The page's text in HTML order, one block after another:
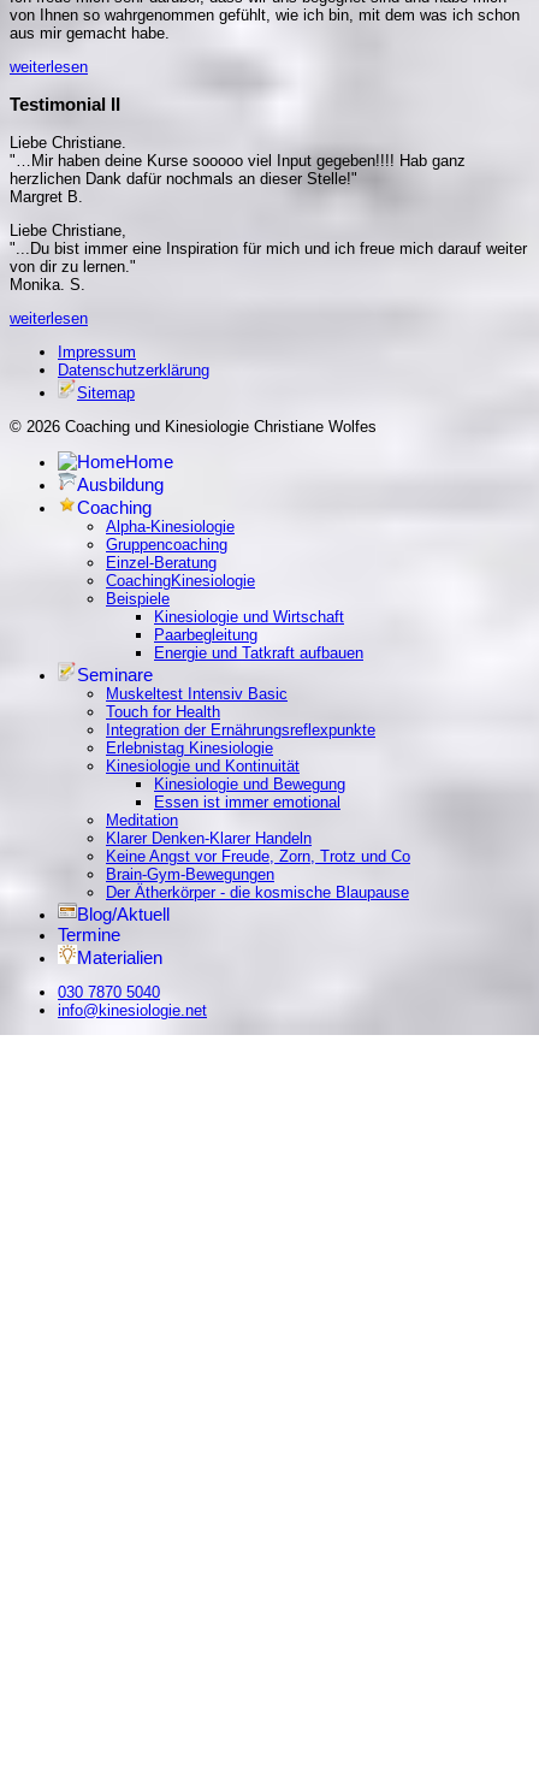
von Ihnen so wahrgenommen gefühlt, wie ich bin, mit dem was ich schon
aus mir gemacht habe.
weiterlesen
Testimonial II
Liebe Christiane.
"…Mir haben deine Kurse sooooo viel Input gegeben!!!! Hab ganz
herzlichen Dank dafür nochmals an dieser Stelle!"
Margret B.
Liebe Christiane,
"...Du bist immer eine Inspiration für mich und ich freue mich darauf weiter
von dir zu lernen."
Monika. S.
weiterlesen
Impressum
Datenschutzerklärung
Sitemap
© 2026 Coaching und Kinesiologie Christiane Wolfes
Home
Ausbildung
Coaching
Alpha-Kinesiologie
Gruppencoaching
Einzel-Beratung
CoachingKinesiologie
Beispiele
Kinesiologie und Wirtschaft
Paarbegleitung
Energie und Tatkraft aufbauen
Seminare
Muskeltest Intensiv Basic
Touch for Health
Integration der Ernährungsreflexpunkte
Erlebnistag Kinesiologie
Kinesiologie und Kontinuität
Kinesiologie und Bewegung
Essen ist immer emotional
Meditation
Klarer Denken-Klarer Handeln
Keine Angst vor Freude, Zorn, Trotz und Co
Brain-Gym-Bewegungen
Der Ätherkörper - die kosmische Blaupause
Blog/Aktuell
Termine
Materialien
030 7870 5040
info@kinesiologie.net